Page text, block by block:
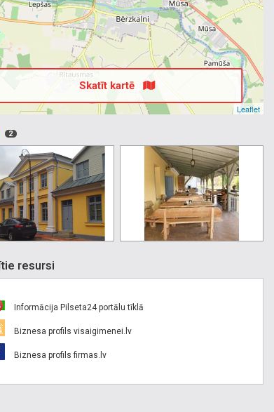
Leaflet
Skatīt kartē
2
resursi
Informācija Pilseta24 portālu tīklā
Biznesa profils visaigimenei.lv
Biznesa profils firmas.lv